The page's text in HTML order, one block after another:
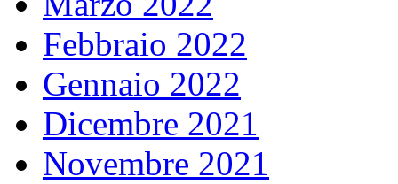
Febbraio 2022
Gennaio 2022
Dicembre 2021
Novembre 2021